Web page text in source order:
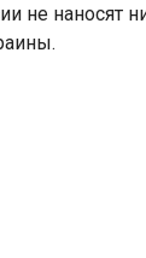
наносят